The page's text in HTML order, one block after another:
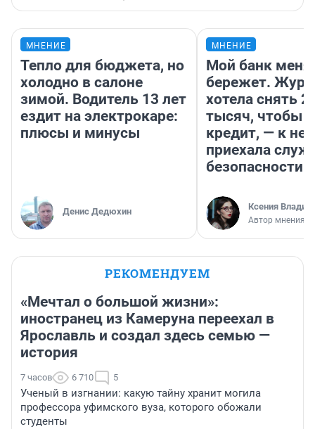
МНЕНИЕ
Тепло для бюджета, но
холодно в салоне
зимой. Водитель 13 лет
ездит на электрокаре:
плюсы и минусы
Денис Дедюхин
МНЕНИЕ
Мой банк меня
бережет.
хотела снять
тысяч, чтобы
кредит, — к
приехала
безопасности
Ксения
Автор мнения
РЕКОМЕНДУЕМ
«Мечтал о большой жизни»:
иностранец из Камеруна переехал в
Ярославль и создал здесь семью —
история
7 часов 6 710 5
Ученый в изгнании: какую тайну хранит могила
профессора уфимского вуза, которого обожали
студенты